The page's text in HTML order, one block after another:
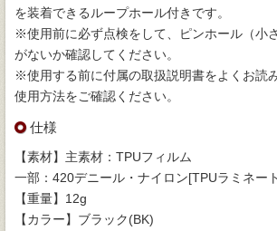
を装着できるループホール付きです。
※使用前に必ず点検をして、ピンホール（小
がないか確認してください。
※使用する前に付属の取扱説明書をよくお読
使用方法をご確認ください。
仕様
【素材】主素材：TPUフィルム
一部：420デニール・ナイロン[TPUラミネー
【重量】12g
【カラー】ブラック(BK)